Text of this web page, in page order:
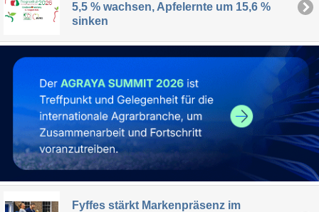
5,5 % wachsen, Apfelernte um 15,6 %
sinken
Fyffes stärkt Markenpräsenz im